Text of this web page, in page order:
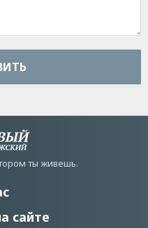
ты живешь.
сайте